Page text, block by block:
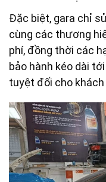
Đặc biệt, gara chỉ
cùng các thương
phí, đồng thời các
bảo hành kéo dài
tuyệt đối cho khách